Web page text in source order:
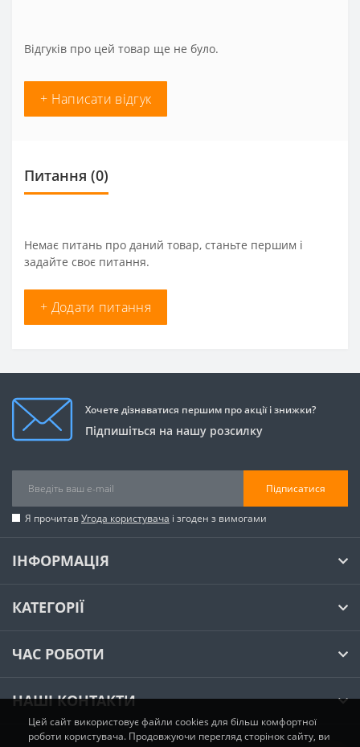
Відгуків про цей товар ще не було.
+ Написати відгук
Питання (0)
Немає питань про даний товар, станьте першим і
задайте своє питання.
+ Додати питання
Хочете дізнаватися першим про акції і знижки?
Підпишіться на нашу розсилку
Підписатися
Я прочитавУгода користувача і згоден з вимогами
ІНФОРМАЦІЯ
КАТЕГОРІЇ
ЧАС РОБОТИ
НАШІ КОНТАКТИ
Цей сайт використовує файли cookies для більш комфортної
роботи користувача. Продовжуючи перегляд сторінок сайту, ви